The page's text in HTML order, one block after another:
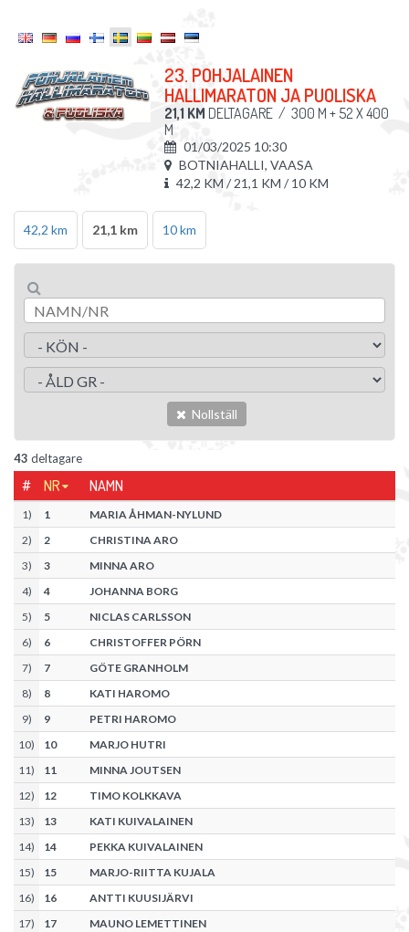
23. POHJALAINEN
HALLIMARATON JA PUOLISKA
21,1 KM DELTAGARE / 300 M + 52 X 400
M
01/03/2025 10:30
BOTNIAHALLI, VAASA
42,2 KM / 21,1 KM / 10 KM
42,2 km 21,1 km 10 km
Nollställ
43 deltagare
# NR NAMN
1) 1
MARIA ÅHMAN-NYLUND
2) 2
CHRISTINA ARO
3) 3
MINNA ARO
4) 4
JOHANNA BORG
5) 5
NICLAS CARLSSON
6) 6
CHRISTOFFER PÖRN
7) 7
GÖTE GRANHOLM
8) 8
KATI HAROMO
9) 9
PETRI HAROMO
10) 10
MARJO HUTRI
11) 11
MINNA JOUTSEN
12) 12
TIMO KOLKKAVA
13) 13
KATI KUIVALAINEN
14) 14
PEKKA KUIVALAINEN
15) 15
MARJO-RIITTA KUJALA
16) 16
ANTTI KUUSIJÄRVI
17) 17
MAUNO LEMETTINEN